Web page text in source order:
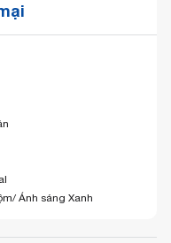
Ánh sáng Xanh